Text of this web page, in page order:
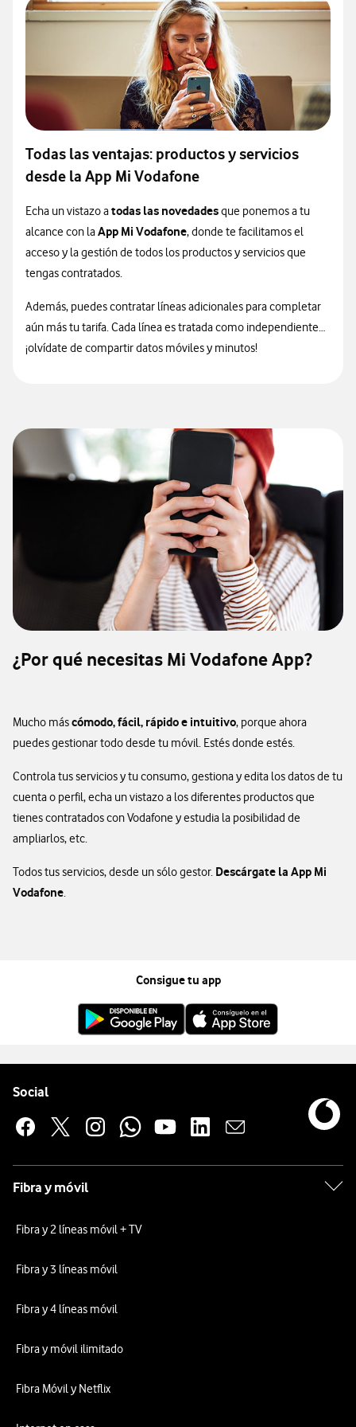
Todas las ventajas: productos y servicios
desde la App Mi Vodafone
Echa un vistazo atodas las novedadesque ponemos a tu
alcance con laApp Mi Vodafone, donde te facilitamos el
acceso y la gestión de todos los productos y servicios que
tengas contratados.
Además, puedes contratar líneas adicionales para completar
aún más tu tarifa. Cada línea es tratada como independiente…
¡olvídate de compartir datos móviles y minutos!
¿Por qué necesitas Mi Vodafone App?
Mucho máscómodo, fácil, rápido e intuitivo, porque ahora
puedes gestionar todo desde tu móvil. Estés donde estés.
Controla tus servicios y tu consumo, gestiona y edita los datos de tu
cuenta o perfil, echa un vistazo a los diferentes productos que
tienes contratados con Vodafone y estudia la posibilidad de
ampliarlos, etc.
Todos tus servicios, desde un sólo gestor. Descárgate la App Mi
Vodafone.
Consigue tu app
Social
Fibra y móvil
Fibra y 2 líneas móvil + TV
Fibra y 3 líneas móvil
Fibra y 4 líneas móvil
Fibra y móvil ilimitado
Fibra Móvil y Netflix